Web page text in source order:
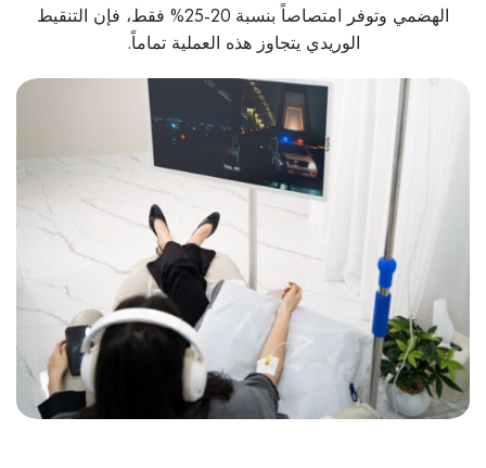
الهضمي وتوفر امتصاصاً بنسبة 20-25% فقط، فإن التنقيط
الوريدي يتجاوز هذه العملية تماماً.